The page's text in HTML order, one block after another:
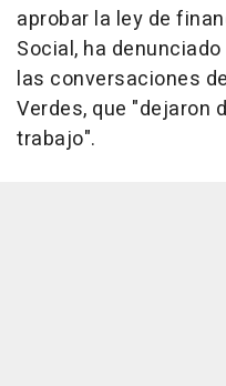
aprobar la ley de
Social, ha
las conversaciones
Verdes, que "dejaron
trabajo".